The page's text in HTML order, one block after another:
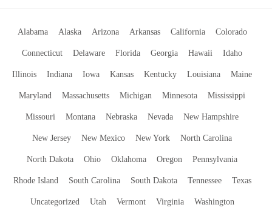
Alabama Alaska Arizona Arkansas California Colorado
Connecticut Delaware Florida Georgia Hawaii Idaho
Illinois Indiana Iowa Kansas Kentucky Louisiana Maine
Maryland Massachusetts Michigan Minnesota Mississippi
Missouri Montana Nebraska Nevada New Hampshire
New Jersey New Mexico New York North Carolina
North Dakota Ohio Oklahoma Oregon Pennsylvania
Rhode Island South Carolina South Dakota Tennessee Texas
Uncategorized Utah Vermont Virginia Washington